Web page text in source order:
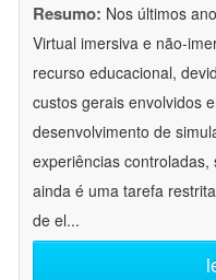
Resumo: Nos últimos
Virtual imersiva e não-
recurso educacional,
custos gerais envolvidos
desenvolvimento de
experiências
ainda é uma tarefa
de el...